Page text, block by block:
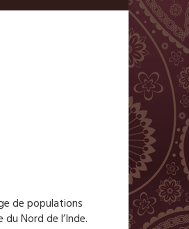
de populations
Nord de l’Inde.